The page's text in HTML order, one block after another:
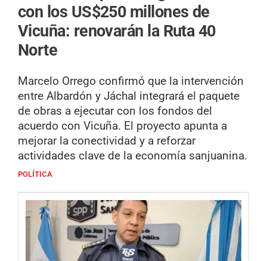
con los US$250 millones de
Vicuña: renovarán la Ruta 40
Norte
Marcelo Orrego confirmó que la intervención
entre Albardón y Jáchal integrará el paquete
de obras a ejecutar con los fondos del
acuerdo con Vicuña. El proyecto apunta a
mejorar la conectividad y a reforzar
actividades clave de la economía sanjuanina.
POLÍTICA